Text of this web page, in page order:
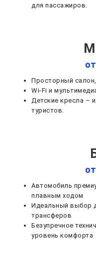
для пассажиров.
Просторный
Wi-Fi и
Детские кресла –
туристов.
Автомобиль
плавным ходом
Идеальный выбор
трансферов
Безупречное
уровень комфорта